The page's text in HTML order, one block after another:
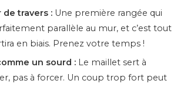
de travers : Une première rangée qui
parallèle au mur, et c’est tout
en biais. Prenez votre temps !
un sourd : Le maillet sert à
pas à forcer. Un coup trop fort peut